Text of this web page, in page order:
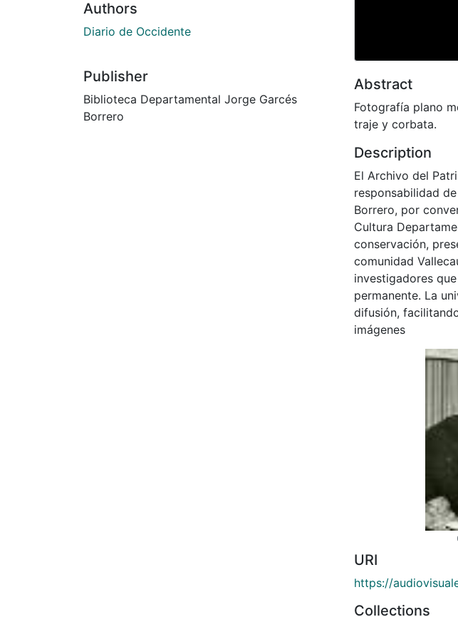
Authors
Diario de Occidente
Publisher
Biblioteca Departamental Jorge Garcés
Borrero
Abstract
Fotografía plano
traje y corbata.
Description
El Archivo del
responsabilidad
Borrero, por
Cultura
conservación,
comunidad
investigadores
permanente. La
difusión,
imágenes
URI
https://
Collections